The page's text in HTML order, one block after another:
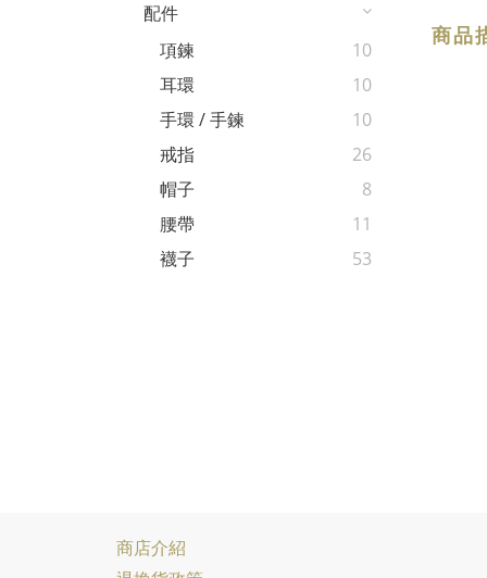
配件
項鍊
10
耳環
10
手環 / 手鍊
10
戒指
26
帽子
8
腰帶
11
襪子
53
商品
商店介紹